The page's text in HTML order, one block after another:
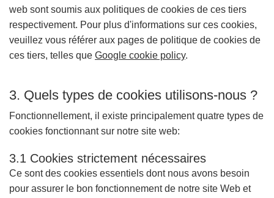
web sont soumis aux politiques de cookies de ces tiers
respectivement. Pour plus d'informations sur ces cookies,
veuillez vous référer aux pages de politique de cookies de
ces tiers, telles que Google cookie policy.
3. Quels types de cookies utilisons-nous ?
Fonctionnellement, il existe principalement quatre types de
cookies fonctionnant sur notre site web:
3.1 Cookies strictement nécessaires
Ce sont des cookies essentiels dont nous avons besoin
pour assurer le bon fonctionnement de notre site Web et